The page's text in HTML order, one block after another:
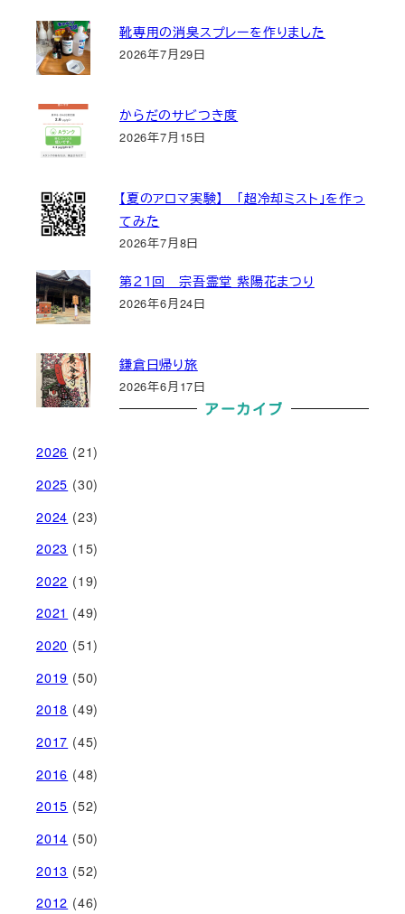
靴専用の消臭スプレーを作りました
2026年7月29日
からだのサビつき度
2026年7月15日
【夏のアロマ実験】 「超冷却ミスト」を作っ
てみた
2026年7月8日
第２１回 宗吾霊堂 紫陽花まつり
2026年6月24日
鎌倉日帰り旅
2026年6月17日
アーカイブ
2026 (21)
2025 (30)
2024 (23)
2023 (15)
2022 (19)
2021 (49)
2020 (51)
2019 (50)
2018 (49)
2017 (45)
2016 (48)
2015 (52)
2014 (50)
2013 (52)
2012 (46)